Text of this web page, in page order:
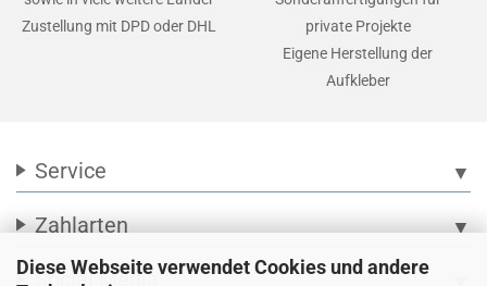
Diese Webseite verwendet Cookies und andere
Zustellung mit DPD oder DHL
private Projekte
Eigene Herstellung der
Aufkleber
Service ▼
Zahlarten ▼
Social Media